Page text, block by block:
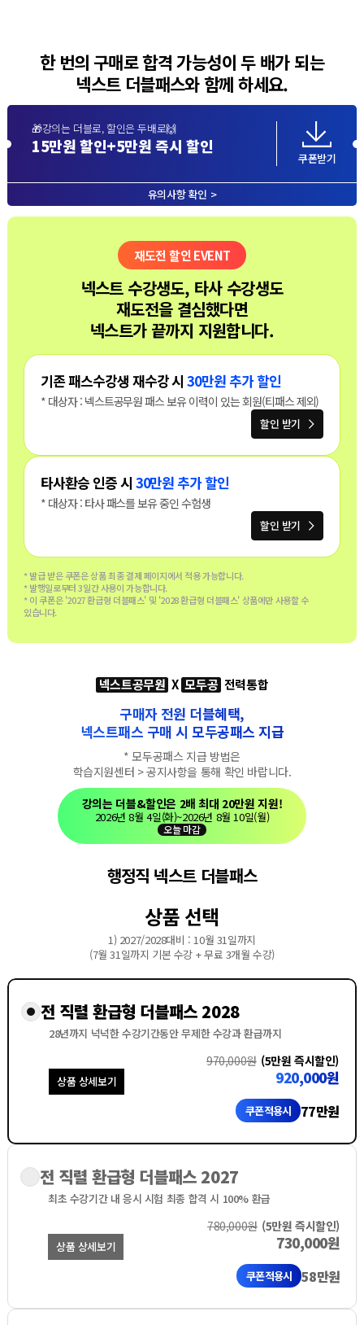
한 번의 구매로 합격 가능성이 두 배가 되는
넥스트 더블패스와 함께 하세요.
🎁강의는 더블로, 할인은 두배로🙌
15만원 할인+5만원 즉시 할인
쿠폰받기
유의사항 확인 >
재도전 할인 EVENT
넥스트 수강생도, 타사 수강생도
재도전을 결심했다면
넥스트가 끝까지 지원합니다.
기존 패스수강생 재수강 시30만원 추가 할인
* 대상자 : 넥스트공무원 패스 보유 이력이 있는 회원(티패스 제외)
할인 받기
타사환승 인증 시 30만원 추가 할인
* 대상자 : 타사 패스를 보유 중인 수험생
할인 받기
* 발급 받은 쿠폰은 상품 최종 결제 페이지에서 적용 가능합니다.
* 발행일로부터 3일간 사용이 가능합니다.
* 이 쿠폰은 '2027 환급형 더블패스' 및 '2028 환급형 더블패스' 상품에만 사용할 수
있습니다.
넥스트공무원 X모두공 전력통합
구매자 전원 더블혜택,
넥스트패스 구매 시 모두공패스 지급
* 모두공패스 지급 방법은
학습지원센터 > 공지사항을 통해 확인 바랍니다.
강의는 더블&할인은 2배 최대 20만원 지원!
2026년 8월 4일(화)~2026년 8월 10일(월)
오늘 마감
행정직 넥스트 더블패스
상품 선택
1) 2027/2028대비 : 10월 31일까지
(7월 31일까지 기본 수강 + 무료 3개월 수강)
전 직렬 환급형 더블패스 2028
28년까지 넉넉한 수강기간동안무제한 수강과 환급까지
상품 상세보기
970,000원 (5만원 즉시할인)
920,000원
쿠폰적용시 77만원
전 직렬 환급형 더블패스 2027
최초 수강기간 내 응시 시험 최종 합격 시 100% 환급
상품 상세보기
780,000원 (5만원 즉시할인)
730,000원
쿠폰적용시 58만원